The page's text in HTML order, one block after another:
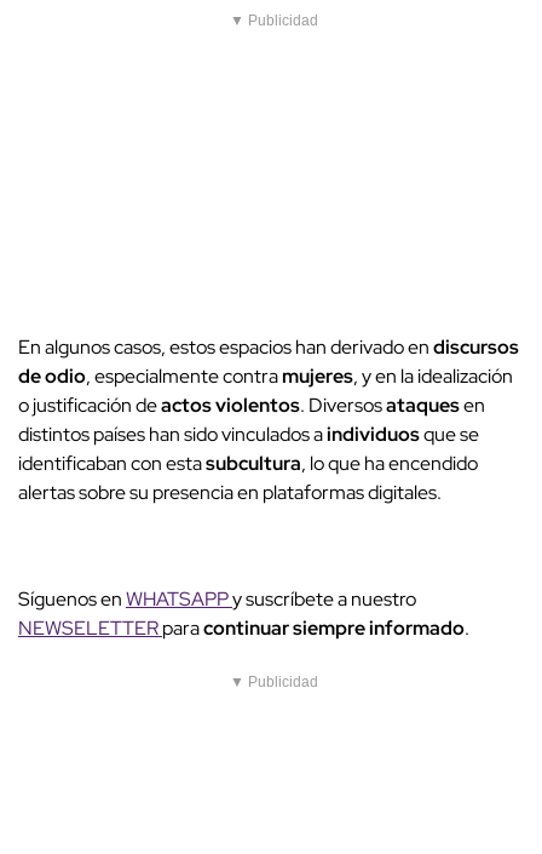
▼ Publicidad
En algunos casos, estos espacios han derivado endiscursos
de odio, especialmente contramujeres, y en la idealización
o justificación deactos violentos. Diversosataquesen
distintos países han sido vinculados aindividuosque se
identificaban con estasubcultura, lo que ha encendido
alertas sobre su presencia en plataformas digitales.
Síguenos enWHATSAPPy suscríbete a nuestro
NEWSELETTERparacontinuar siempre informado.
▼ Publicidad